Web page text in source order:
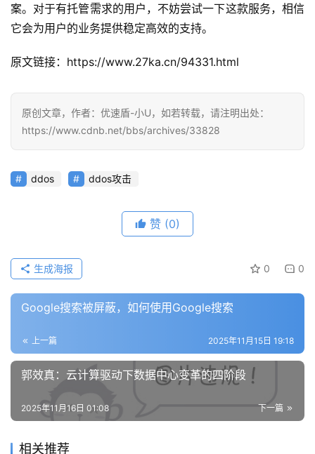
公
答
案。对于有托管需求的用户，不妨尝试一下这款服务，相信
它会为用户的业务提供稳定高效的支持。
原文链接：https://www.27ka.cn/94331.html
原创文章，作者：优速盾-小U，如若转载，请注明出处：
https://www.cdnb.net/bbs/archives/33828
ddos ddos攻击
赞 (0)
0 0
生成海报
Google搜索被屏蔽，如何使用Google搜索
上一篇 2025年11月15日 19:18
郭效真：云计算驱动下数据中心变革的四阶段
下一篇
2025年11月16日 01:08
相关推荐